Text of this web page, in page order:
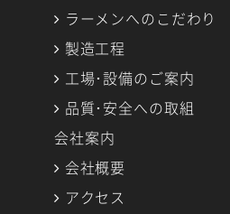
ラーメンへのこだわり
製造工程
工場･設備のご案内
品質･安全への取組
会社案内
会社概要
アクセス